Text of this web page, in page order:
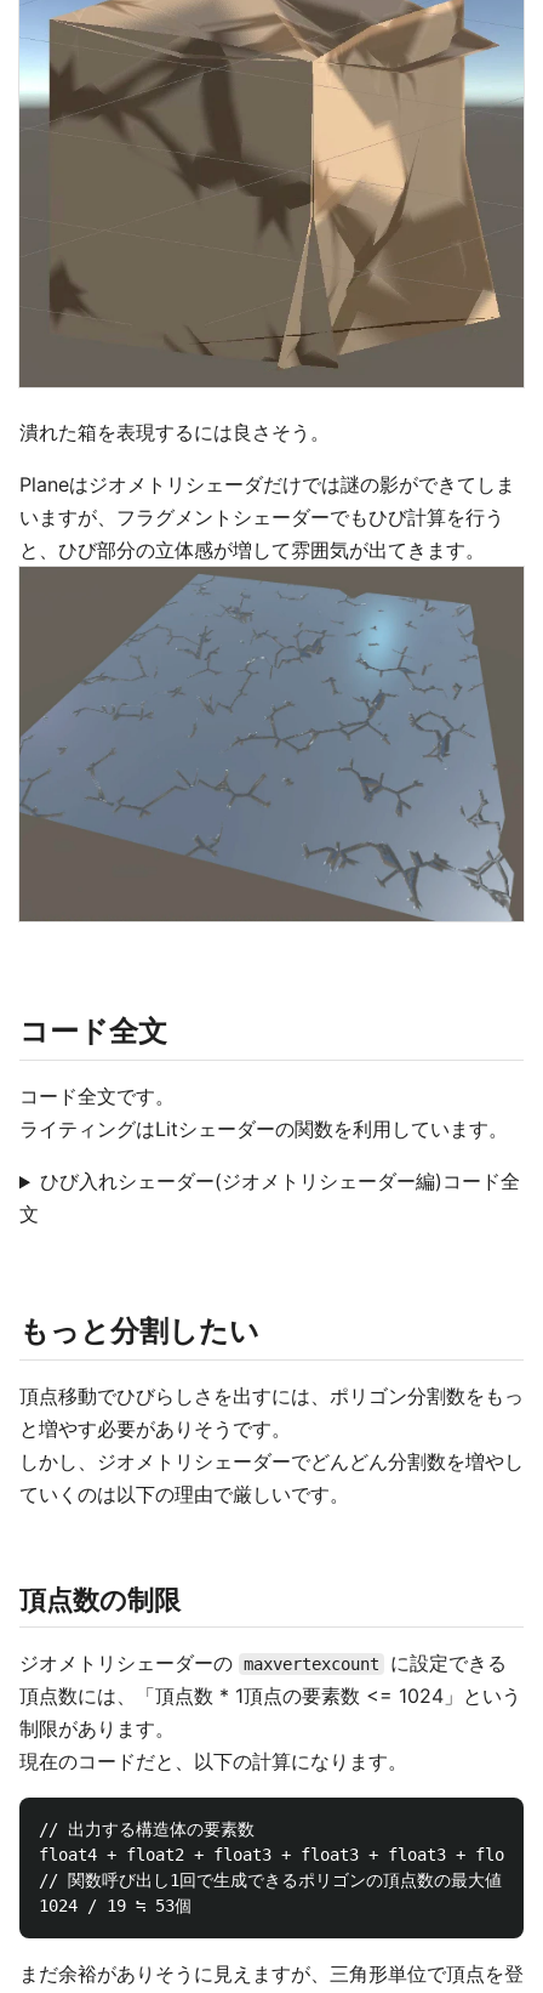
潰れた箱を表現するには良さそう。
Planeはジオメトリシェーダだけでは謎の影ができてしま
いますが、フラグメントシェーダーでもひび計算を行う
と、ひび部分の立体感が増して雰囲気が出てきます。
コード全文
コード全文です。
ライティングはLitシェーダーの関数を利用しています。
ひび入れシェーダー(ジオメトリシェーダー編)コード全
文
もっと分割したい
頂点移動でひびらしさを出すには、ポリゴン分割数をもっ
と増やす必要がありそうです。
しかし、ジオメトリシェーダーでどんどん分割数を増やし
ていくのは以下の理由で厳しいです。
頂点数の制限
ジオメトリシェーダーの maxvertexcount
に設定できる
頂点数には、「頂点数 * 1頂点の要素数 <= 1024」という
制限があります。
現在のコードだと、以下の計算になります。
// 出力する構造体の要素数
float4 + float2 + float3 + float3 + float3 + float3
// 関数呼び出し1回で生成できるポリゴンの頂点数の最大値
まだ余裕がありそうに見えますが、三角形単位で頂点を登